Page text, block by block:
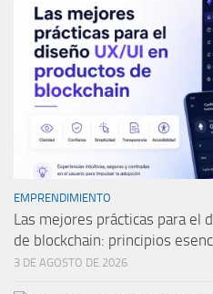
EMPRENDIMIENTO
Las mejores prácticas para el
de blockchain: principios
3 DE AGOSTO DE 2026